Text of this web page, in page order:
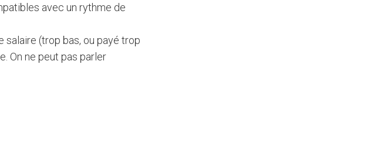
avec un rythme de
salaire (trop bas, ou payé trop
On ne peut pas parler